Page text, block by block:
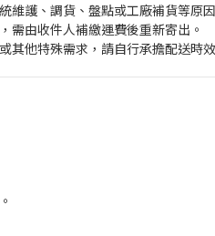
護、調貨、盤點或工廠補貨等原
需由收件人補繳運費後重新寄出。
其他特殊需求，請自行承擔配送時